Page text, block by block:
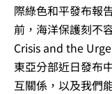
際綠色和平發布報
前，海洋保護刻不
Crisis and the
東亞分部近日發布
互關係，以及我們